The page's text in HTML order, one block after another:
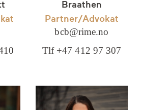
Braathen
Partner/Advokat
bcb@rime.no
Tlf +47 412 97 307